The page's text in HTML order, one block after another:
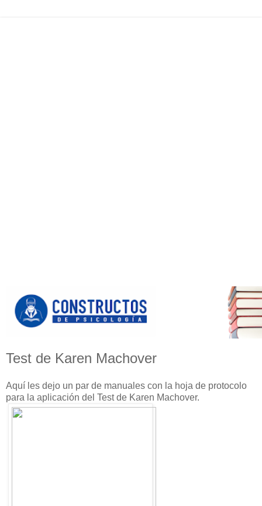
Test de Karen Machover
Aquí les dejo un par de manuales con la hoja de protocolo
para la aplicación del Test de Karen Machover.